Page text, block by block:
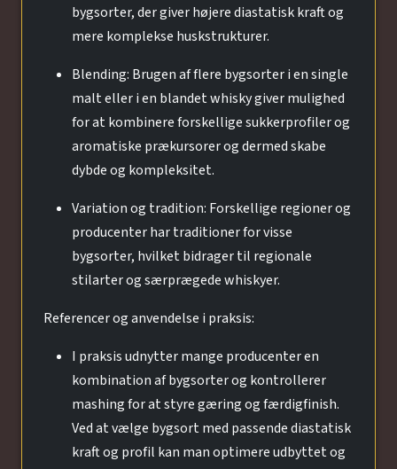
bygsorter, der giver højere diastatisk kraft og
mere komplekse huskstrukturer.
Blending: Brugen af flere bygsorter i en single
malt eller i en blandet whisky giver mulighed
for at kombinere forskellige sukkerprofiler og
aromatiske prækursorer og dermed skabe
dybde og kompleksitet.
Variation og tradition: Forskellige regioner og
producenter har traditioner for visse
bygsorter, hvilket bidrager til regionale
stilarter og særprægede whiskyer.
Referencer og anvendelse i praksis:
I praksis udnytter mange producenter en
kombination af bygsorter og kontrollerer
mashing for at styre gæring og færdigfinish.
Ved at vælge bygsort med passende diastatisk
kraft og profil kan man optimere udbyttet og